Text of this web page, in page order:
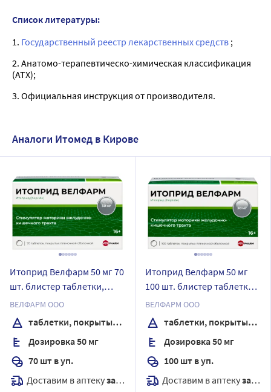
Список литературы:
1. Государственный реестр лекарственных средств ;
2. Анатомо-терапевтическо-химическая классификация
(ATX);
3. Официальная инструкция от производителя.
Аналоги Итомед в Кирове
Итоприд Велфарм 50 мг 70
шт. блистер таблетки,
покрытые пленочной
оболочкой
ВЕЛФАРМ ООО
таблетки, покрытые пленочной оболочкой
Дозировка 50 мг
70 шт в уп.
Доставим в аптекузавтра
Итоприд Велфарм 50 мг
100 шт. блистер таблетки,
покрытые пленочной
оболочкой
ВЕЛФАРМ ООО
таблетки, покрытые пленочной оболочкой
Дозировка 50 мг
100 шт в уп.
Доставим в аптекузавтра